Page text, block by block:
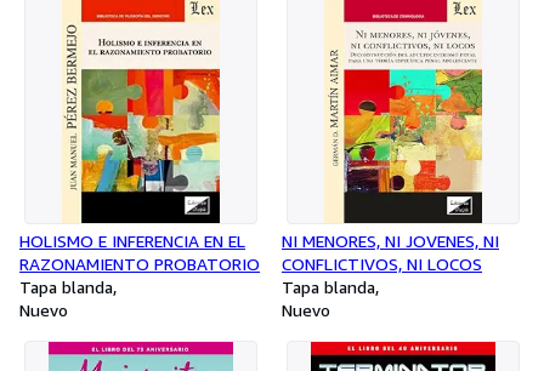
HOLISMO E INFERENCIA EN EL
RAZONAMIENTO PROBATORIO
Tapa blanda
Nuevo
NI MENORES, NI JOVENES, NI
CONFLICTIVOS, NI LOCOS
Tapa blanda
Nuevo